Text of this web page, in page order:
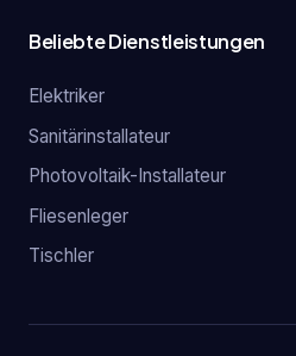
Beliebte Dienstleistungen
Elektriker
Sanitärinstallateur
Photovoltaik-Installateur
Fliesenleger
Tischler